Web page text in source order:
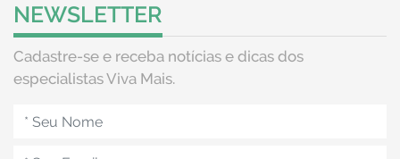
NEWSLETTER
Cadastre-se e receba notícias e dicas dos
especialistas Viva Mais.